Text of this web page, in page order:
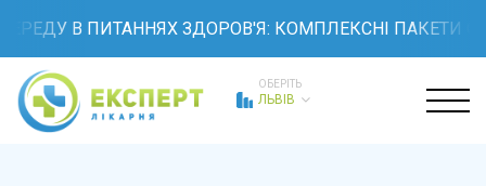
В ПИТАННЯХ ЗДОРОВ'Я: КОМПЛЕКСНІ ПАКЕТИ
ОБЕРІТЬ
ЛЬВІВ